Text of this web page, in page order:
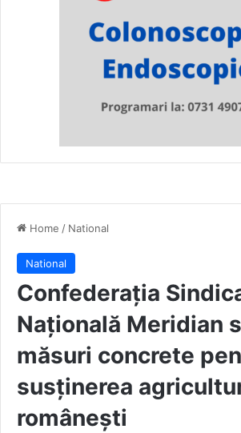
Home / National
National
Confederația
Națională Meridian
măsuri concrete
susținerea
românești